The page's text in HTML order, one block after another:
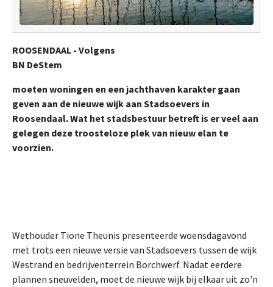
ROOSENDAAL - Volgens
BN DeStem
moeten woningen en een jachthaven karakter gaan
geven aan de nieuwe wijk aan Stadsoevers in
Roosendaal. Wat het stadsbestuur betreft is er veel aan
gelegen deze troosteloze plek van nieuw elan te
voorzien.
Wethouder Tione Theunis presenteerde woensdagavond
met trots een nieuwe versie van Stadsoevers tussen de wijk
Westrand en bedrijventerrein Borchwerf. Nadat eerdere
plannen sneuvelden, moet de nieuwe wijk bij elkaar uit zo'n